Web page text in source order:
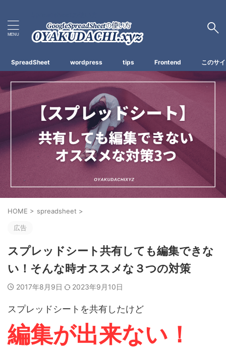
SpreadSheet wordpress tips Frontend このサ
HOME > spreadsheet >
広告
スプレッドシート共有しても編集できな
い！そんな時オススメな３つの対策
2017年8月9日 2023年9月10日
スプレッドシートを共有したけど
編集が出来ない！